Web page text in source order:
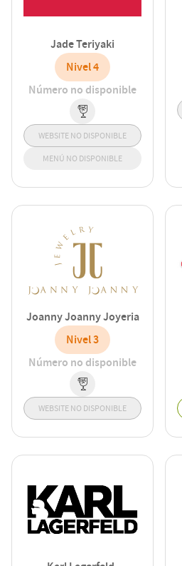
Jade Teriyaki
Nivel 4
Número no disponible
WEBSITE NO DISPONIBLE
MENÚ NO DISPONIBLE
Joanny Joanny Joyeria
Nivel 3
Número no disponible
WEBSITE NO DISPONIBLE